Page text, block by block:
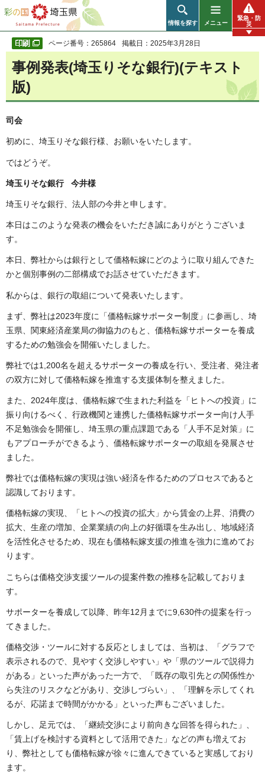
彩の国 埼玉県
情報を探す メニュー
緊急・防
災
ページ番号：265864 掲載日：2025年3月28日
事例発表(埼玉りそな銀行)(テキスト
版)
司会
初めに、埼玉りそな銀行様、お願いをいたします。
ではどうぞ。
埼玉りそな銀行 今井様
埼玉りそな銀行、法人部の今井と申します。
本日はこのような発表の機会をいただき誠にありがとうございま
す。
本日、弊社からは銀行として価格転嫁にどのように取り組んできた
かと個別事例の二部構成でお話させていただきます。
私からは、銀行の取組について発表いたします。
まず、弊社は2023年度に「価格転嫁サポーター制度」に参画し、埼
玉県、関東経済産業局の御協力のもと、価格転嫁サポーターを養成
するための勉強会を開催いたしました。
弊社では1,200名を超えるサポーターの養成を行い、受注者、発注者
の双方に対して価格転嫁を推進する支援体制を整えました。
また、2024年度は、価格転嫁で生まれた利益を「ヒトへの投資」に
振り向けるべく、行政機関と連携した価格転嫁サポーター向け人手
不足勉強会を開催し、埼玉県の重点課題である「人手不足対策」に
もアプローチができるよう、価格転嫁サポーターの取組を発展させ
ました。
弊社では価格転嫁の実現は強い経済を作るためのプロセスであると
認識しております。
価格転嫁の実現、「ヒトへの投資の拡大」から賃金の上昇、消費の
拡大、生産の増加、企業業績の向上の好循環を生み出し、地域経済
を活性化させるため、現在も価格転嫁支援の推進を強力に進めてお
ります。
こちらは価格交渉支援ツールの提案件数の推移を記載しておりま
す。
サポーターを養成して以降、昨年12月までに9,630件の提案を行っ
てきました。
価格交渉・ツールに対する反応としましては、当初は、「グラフで
表示されるので、見やすく交渉しやすい」や「県のツールで説得力
がある」といった声があった一方で、「既存の取引先との関係性か
ら失注のリスクなどがあり、交渉しづらい」、「理解を示してくれ
るが、応諾まで時間がかかる」といった声もございました。
しかし、足元では、「継続交渉により前向きな回答を得られた」、
「賃上げを検討する資料として活用できた」などの声も増えてお
り、弊社としても価格転嫁が徐々に進んできていると実感しており
ます。